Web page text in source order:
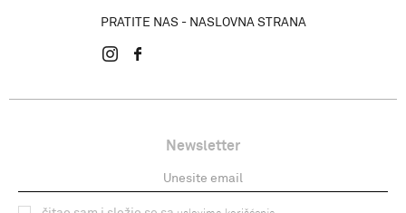
PRATITE NAS - NASLOVNA STRANA
Newsletter